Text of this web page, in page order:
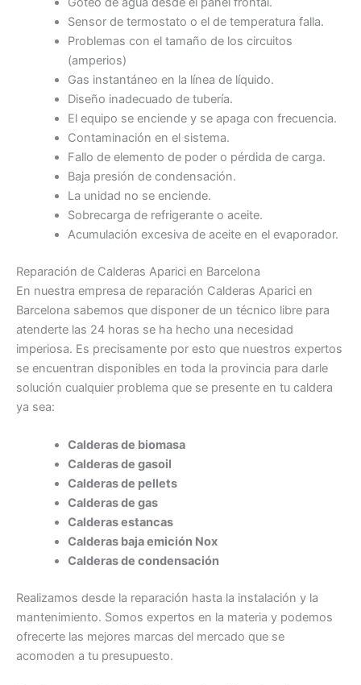
Sensor de termostato o el de temperatura falla.
Problemas con el tamaño de los circuitos
(amperios)
Gas instantáneo en la línea de líquido.
Diseño inadecuado de tubería.
El equipo se enciende y se apaga con frecuencia.
Contaminación en el sistema.
Fallo de elemento de poder o pérdida de carga.
Baja presión de condensación.
La unidad no se enciende.
Sobrecarga de refrigerante o aceite.
Acumulación excesiva de aceite en el evaporador.
Reparación de Calderas Aparici en Barcelona
En nuestra empresa de reparación Calderas Aparici en
Barcelona sabemos que disponer de un técnico libre para
atenderte las 24 horas se ha hecho una necesidad
imperiosa. Es precisamente por esto que nuestros expertos
se encuentran disponibles en toda la provincia para darle
solución cualquier problema que se presente en tu caldera
ya sea:
Calderas de biomasa
Calderas de gasoil
Calderas de pellets
Calderas de gas
Calderas estancas
Calderas baja emición Nox
Calderas de condensación
Realizamos desde la reparación hasta la instalación y la
mantenimiento. Somos expertos en la materia y podemos
ofrecerte las mejores marcas del mercado que se
acomoden a tu presupuesto.